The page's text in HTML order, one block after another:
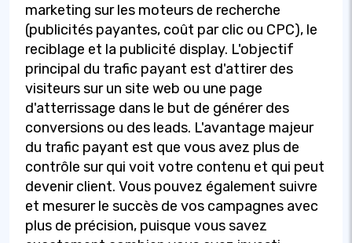
marketing sur les moteurs de recherche
(publicités payantes, coût par clic ou CPC), le
reciblage et la publicité display. L'objectif
principal du trafic payant est d'attirer des
visiteurs sur un site web ou une page
d'atterrissage dans le but de générer des
conversions ou des leads. L'avantage majeur
du trafic payant est que vous avez plus de
contrôle sur qui voit votre contenu et qui peut
devenir client. Vous pouvez également suivre
et mesurer le succès de vos campagnes avec
plus de précision, puisque vous savez